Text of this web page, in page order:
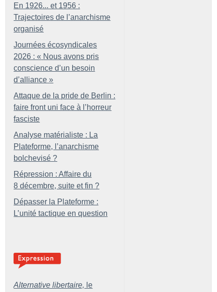
En 1926... et 1956 :
Trajectoires de l’anarchisme
organisé
Journées écosyndicales
2026 : « Nous avons pris
conscience d’un besoin
d’alliance »
Attaque de la pride de Berlin :
faire front uni face à l’horreur
fasciste
Analyse matérialiste : La
Plateforme, l’anarchisme
bolchevisé ?
Répression : Affaire du
8 décembre, suite et fin ?
Dépasser la Plateforme :
L’unité tactique en question
Alternative libertaire, le